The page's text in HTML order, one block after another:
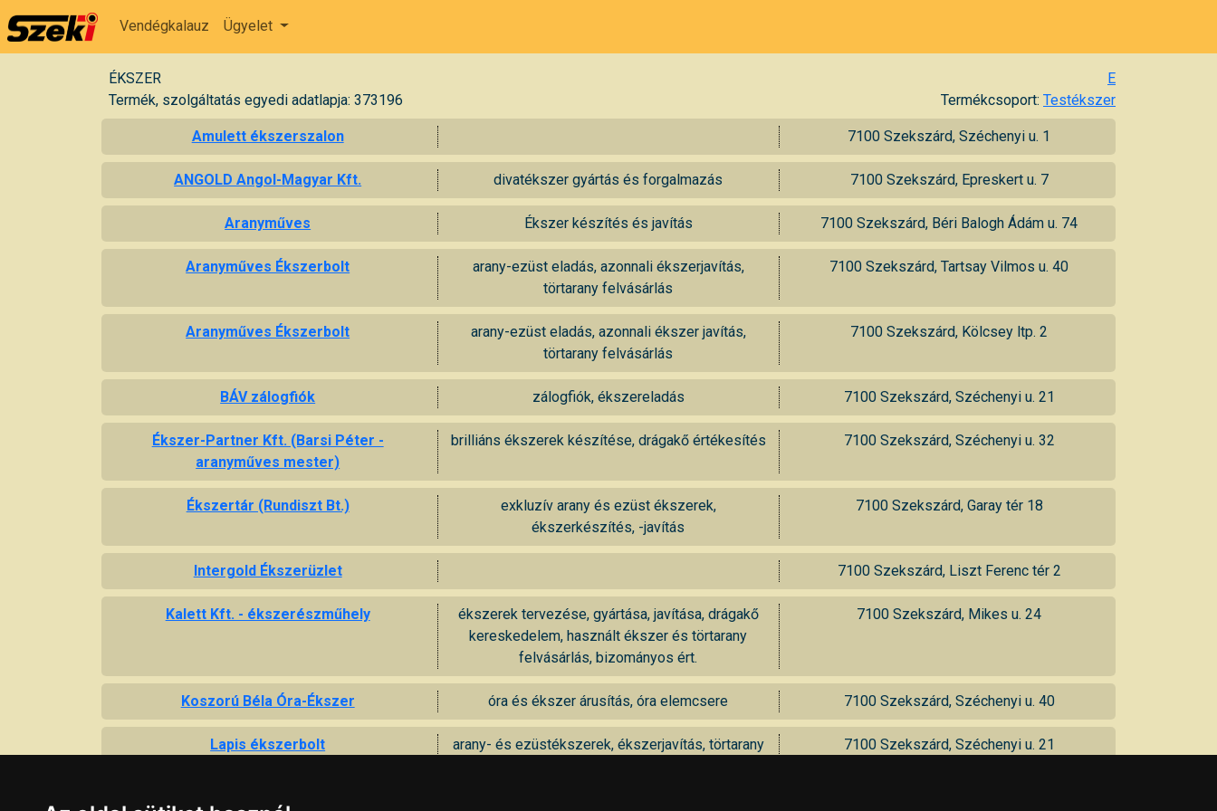
Vendégkalauz Ügyelet
ÉKSZER
E
Termék, szolgáltatás egyedi adatlapja: 373196
Termékcsoport: Testékszer
Amulett ékszerszalon 7100 Szekszárd, Széchenyi u. 1
ANGOLD Angol-Magyar Kft. divatékszer gyártás és forgalmazás 7100 Szekszárd, Epreskert u. 7
Aranyműves Ékszer készítés és javítás 7100 Szekszárd, Béri Balogh Ádám u. 74
Aranyműves Ékszerbolt
arany-ezüst eladás, azonnali ékszerjavítás,
törtarany felvásárlás
7100 Szekszárd, Tartsay Vilmos u. 40
Aranyműves Ékszerbolt
arany-ezüst eladás, azonnali ékszer javítás,
törtarany felvásárlás
7100 Szekszárd, Kölcsey ltp. 2
BÁV zálogfiók zálogfiók, ékszereladás 7100 Szekszárd, Széchenyi u. 21
Ékszer-Partner Kft. (Barsi Péter -
aranyműves mester)
brilliáns ékszerek készítése, drágakő értékesítés 7100 Szekszárd, Széchenyi u. 32
Ékszertár (Rundiszt Bt.)
exkluzív arany és ezüst ékszerek,
ékszerkészítés, -javítás
7100 Szekszárd, Garay tér 18
Intergold Ékszerüzlet 7100 Szekszárd, Liszt Ferenc tér 2
Kalett Kft. - ékszerészműhely
ékszerek tervezése, gyártása, javítása, drágakő
kereskedelem, használt ékszer és törtarany
felvásárlás, bizományos ért.
7100 Szekszárd, Mikes u. 24
Koszorú Béla Óra-Ékszer óra és ékszer árusítás, óra elemcsere 7100 Szekszárd, Széchenyi u. 40
Lapis ékszerbolt
arany- és ezüstékszerek, ékszerjavítás, törtarany
7100 Szekszárd, Széchenyi u. 21